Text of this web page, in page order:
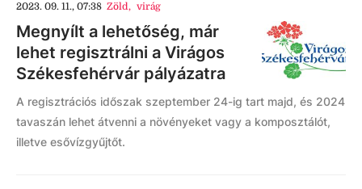
2023. 09. 11., 07:38 Zöld, virág
Megnyílt a lehetőség, már
lehet regisztrálni a Virágos
Székesfehérvár pályázatra
A regisztrációs időszak szeptember 24-ig tart majd, és 2024
tavaszán lehet átvenni a növényeket vagy a komposztálót,
illetve esővízgyűjtőt.